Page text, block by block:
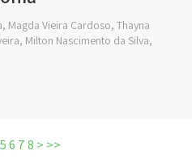
Magda Vieira Cardoso, Thayna
Milton Nascimento da Silva,
56 78 > >>